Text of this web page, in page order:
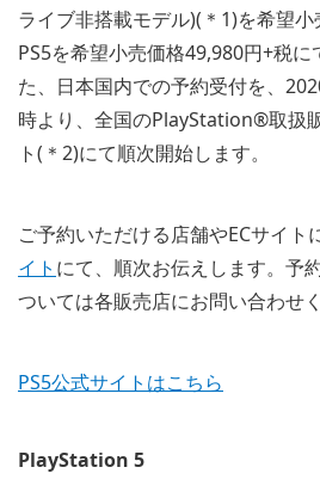
ライブ非搭載モデル)(＊1)を希望小
PS5を希望小売価格49,980円+税に
た、日本国内での予約受付を、
時より、全国のPlayStation®取扱
ト(＊2)にて順次開始します。
ご予約いただける店舗やECサイト
イト にて、順次お伝えします。予
ついては各販売店にお問い合わせく
PS5公式サイトはこちら
PlayStation 5